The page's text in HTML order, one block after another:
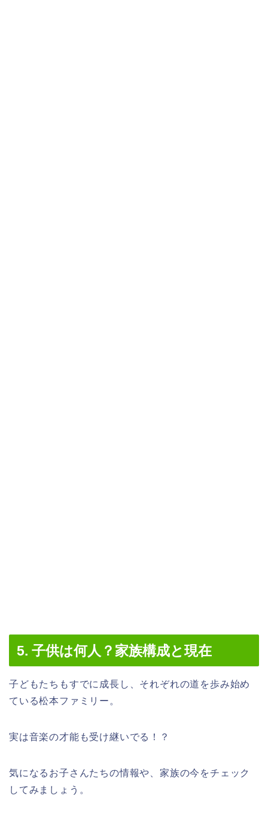
5. 子供は何人？家族構成と現在
子どもたちもすでに成長し、それぞれの道を歩み始め
ている松本ファミリー。
実は音楽の才能も受け継いでる！？
気になるお子さんたちの情報や、家族の今をチェック
してみましょう。